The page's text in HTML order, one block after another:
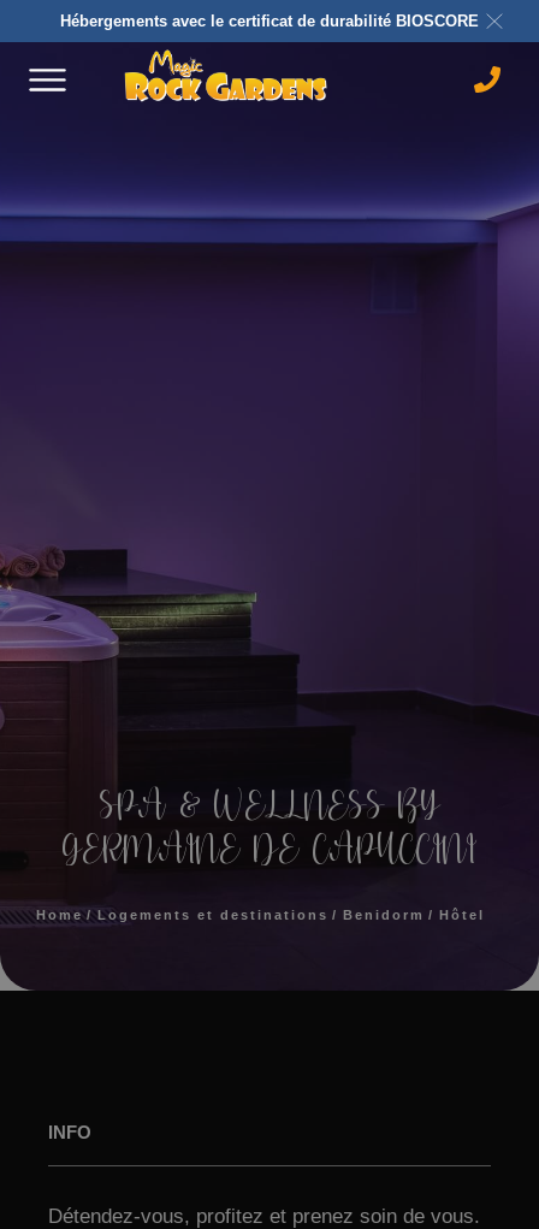
Hébergements avec le certificat de durabilité BIOSCORE
SPA & WELLNESS BY
GERMAINE DE CAPUCCINI
Home Logements et destinations Benidorm Hôtel
INFO
Détendez-vous, profitez et prenez soin de vous.